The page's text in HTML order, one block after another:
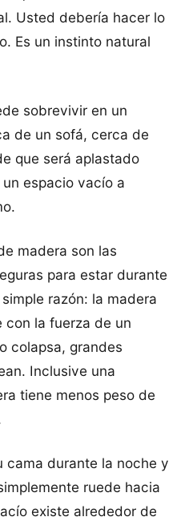
Usted debería hacer lo
Es un instinto natural
sobrevivir en un
de un sofá, cerca de
que será aplastado
espacio vacío a
madera son las
para estar durante
razón: la madera
con la fuerza de un
colapsa, grandes
Inclusive una
tiene menos peso de
cama durante la noche y
ruede hacia
existe alrededor de